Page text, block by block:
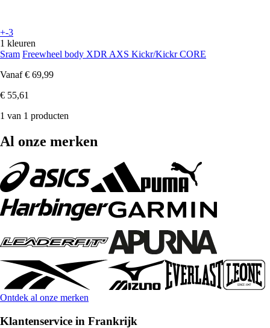
+-3
1 kleuren
Sram Freewheel body XDR AXS Kickr/Kickr CORE
Vanaf € 69,99
€ 55,61
1 van 1 producten
Al onze merken
Ontdek al onze merken
Klantenservice in Frankrijk